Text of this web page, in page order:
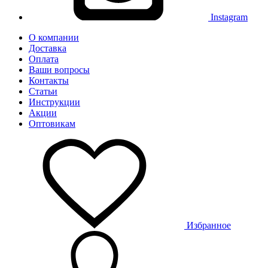
Instagram
О компании
Доставка
Оплата
Ваши вопросы
Контакты
Статьи
Инструкции
Акции
Оптовикам
Избранное